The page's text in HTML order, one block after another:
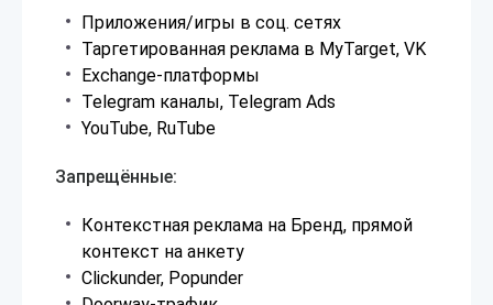
Приложения/игры в соц. сетях
Таргетированная реклама в MyTarget, VK
Exchange-платформы
Telegram каналы, Telegram Ads
YouTube, RuTube
Запрещённые:
Контекстная реклама на Бренд, прямой
контекст на анкету
Clickunder, Popunder